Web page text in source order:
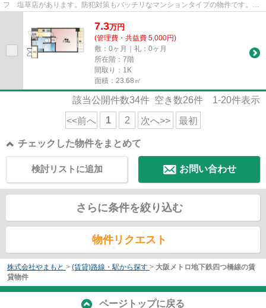
フ 塩草店があります。防犯対策もバッチリなマンションタイプの物件です。イ
7.3万円
(管理費・共益費 5,000円)
敷：0ヶ月｜礼：0ヶ月
所在階：7階
間取り：1K
面積：23.68㎡
該当公開件数34件 空き数26件 1-20件表示
<<前へ 1 2 次へ>> 最初
チェックした物件をまとめて
お問い合わせ
検討リストに追加
さらに条件を絞り込む
物件リクエスト
株式会社やまもと > (賃貸)路線・駅から探す > 大阪メトロ地下鉄四つ橋線の賃
貸物件
ページトップに戻る